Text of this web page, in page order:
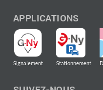
APPLICATIONS
Signalement Stationnement